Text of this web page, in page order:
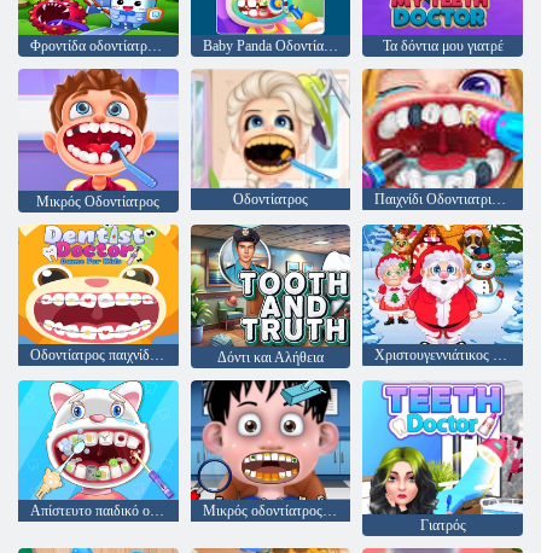
Φροντίδα οδοντίατρου νοσοκομείων Baby Panda Οδοντίατρος φροντίδα Τα δόντια μου γιατρέ
Μικρός Οδοντίατρος Οδοντίατρος Παιχνίδι Οδοντιατρικής Φροντίδας
Οδοντίατρος παιχνίδι για παιδιά Δόντι και Αλήθεια Χριστουγεννιάτικος οδοντίατρος
Απίστευτο παιδικό οδοντίατρο
Μικρός οδοντίατρος για παιδιά 2
Γιατρός